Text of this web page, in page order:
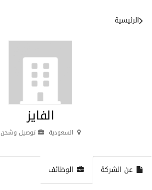
الرئيسية
الفايز
السعودية توصيل وشحن
عن الشركة الوظائف